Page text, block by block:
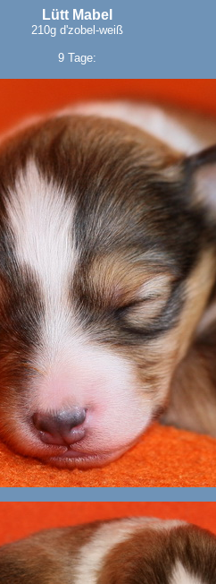
Lütt Mabel
210g d'zobel-weiß
9 Tage: